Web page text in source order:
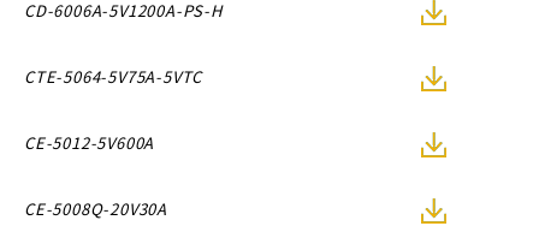
CD-6006A-5V1200A-PS-H
CTE-5064-5V75A-5VTC
CE-5012-5V600A
CE-5008Q-20V30A